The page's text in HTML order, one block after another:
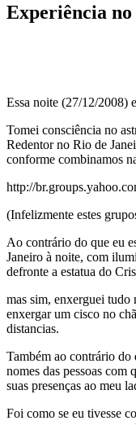
Experiência
Essa noite (27/12/2008)
Tomei consciência no
Redentor no Rio de
conforme combinamos
http://
(Infelizmente estes
Ao contrário do que eu
Janeiro à noite, com
defronte a estatua do
mas sim, enxerguei tudo
enxergar um cisco no
distancias.
Também ao contrário do
nomes das pessoas
suas presenças ao meu
Foi como se eu tivesse